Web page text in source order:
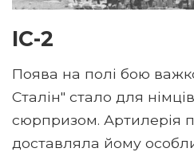
ІС-2
Поява на полі бою
Сталін" стало для
сюрпризом. Артилерія
доставляла йому